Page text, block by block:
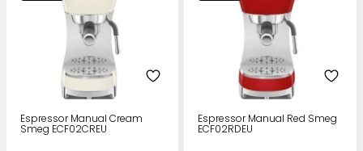
Espressor Manual Cream
Smeg ECF02CREU
Espressor Manual Red Smeg
ECF02RDEU